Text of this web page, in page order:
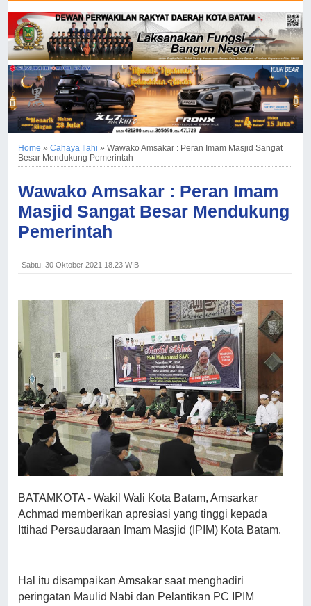
Home »Cahaya Ilahi »Wawako Amsakar : Peran Imam Masjid Sangat
Besar Mendukung Pemerintah
Wawako Amsakar : Peran Imam
Masjid Sangat Besar Mendukung
Pemerintah
Sabtu, 30 Oktober 2021 18.23 WIB
BATAMKOTA - Wakil Wali Kota Batam, Amsarkar
Achmad memberikan apresiasi yang tinggi kepada
Ittihad Persaudaraan Imam Masjid (IPIM) Kota Batam.
Hal itu disampaikan Amsakar saat menghadiri
peringatan Maulid Nabi dan Pelantikan PC IPIM